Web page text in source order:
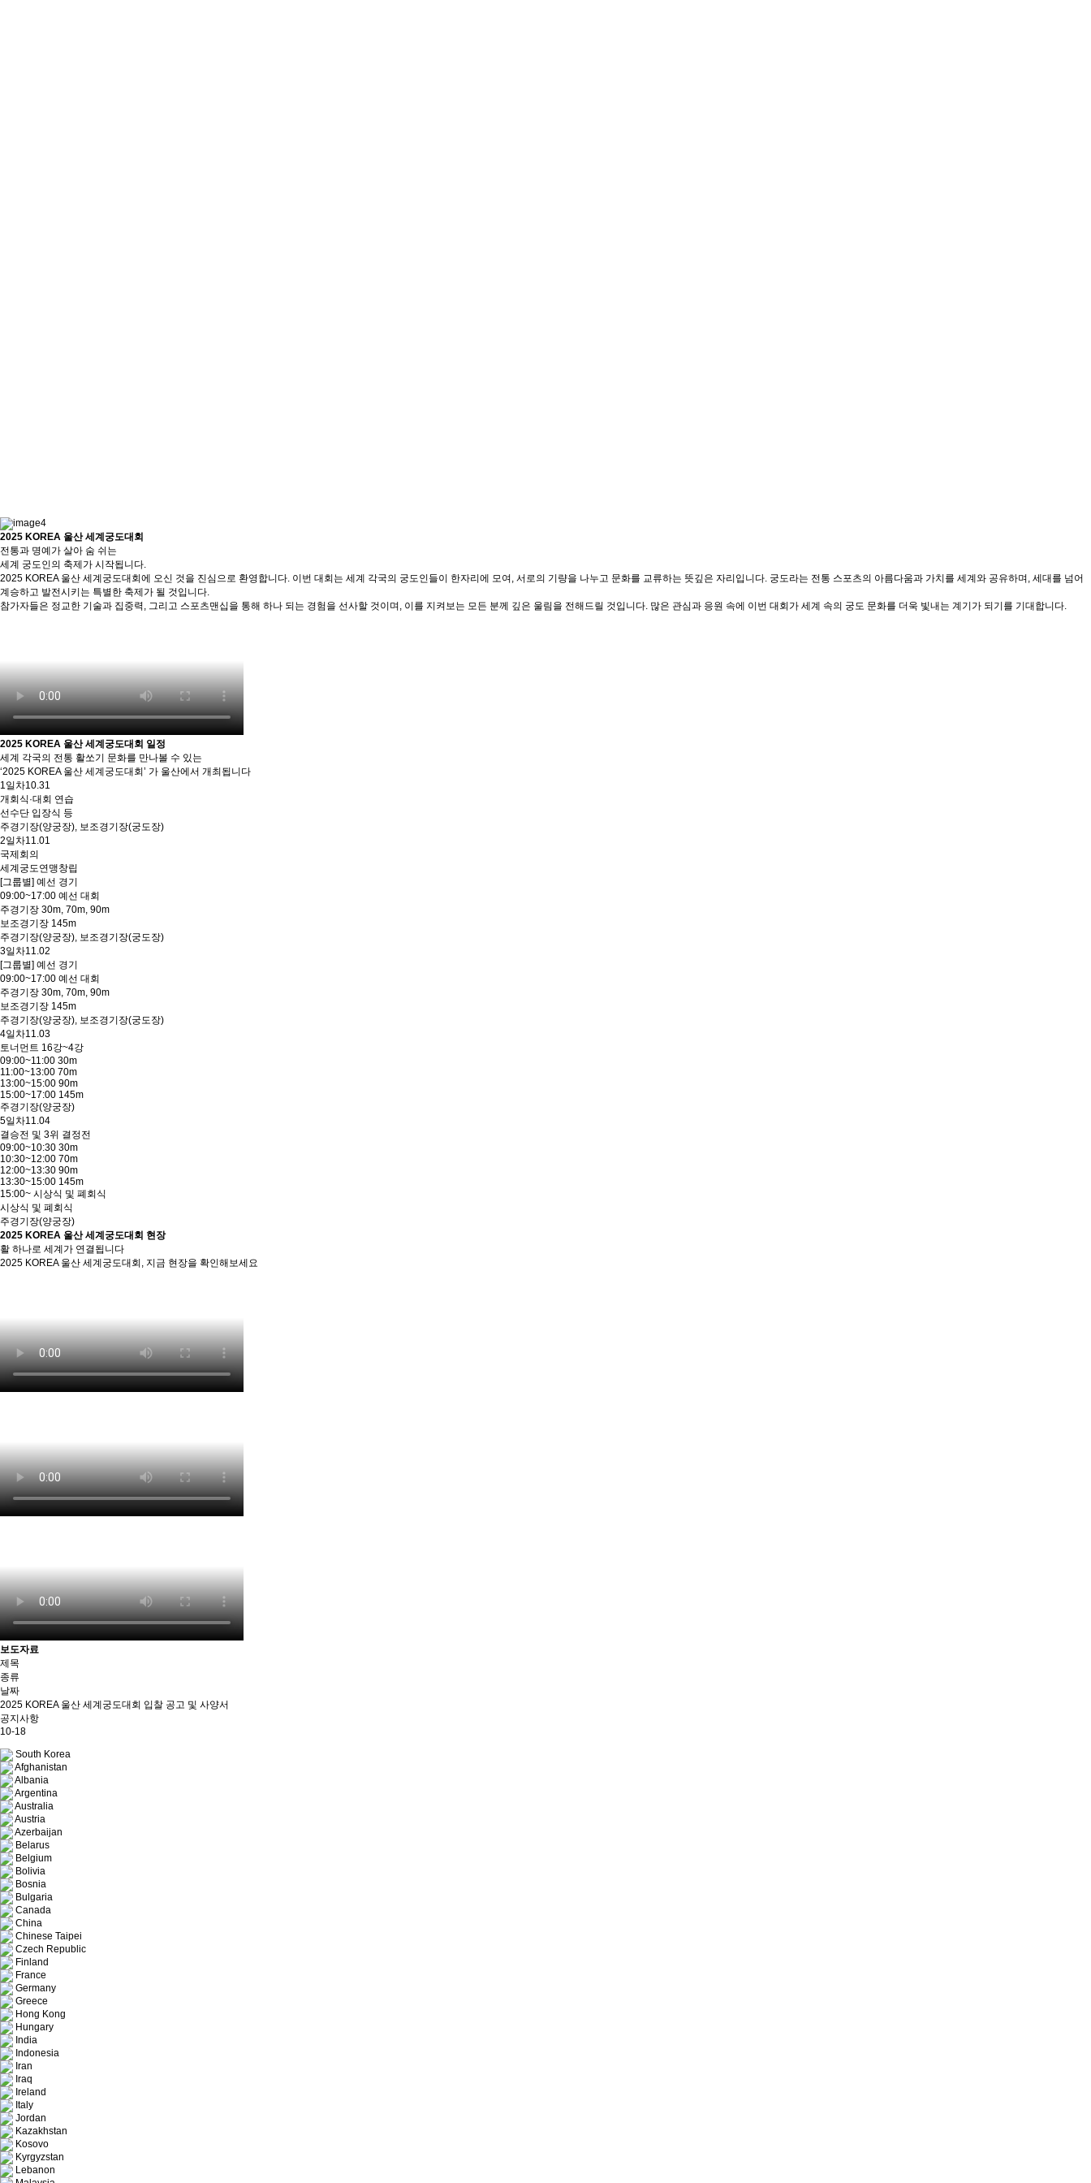
2025 KOREA 울산 세계궁도대회
전통과 명예가 살아 숨 쉬는
세계 궁도인의 축제가 시작됩니다.
2025 KOREA 울산 세계궁도대회에 오신 것을 진심으로 환영합니다. 이번 대회는 세계 각국의 궁도인들이 한자리에 모여, 서로의 기량을 나누고 문화를 교류하는 뜻깊은 자리입니다. 궁도라는 전통 스포츠의 아름다움과 가치를 세계와 공유하며, 세대를 넘어
계승하고 발전시키는 특별한 축제가 될 것입니다.
참가자들은 정교한 기술과 집중력, 그리고 스포츠맨십을 통해 하나 되는 경험을 선사할 것이며, 이를 지켜보는 모든 분께 깊은 울림을 전해드릴 것입니다. 많은 관심과 응원 속에 이번 대회가 세계 속의 궁도 문화를 더욱 빛내는 계기가 되기를 기대합니다.
2025 KOREA 울산 세계궁도대회 일정
세계 각국의 전통 활쏘기 문화를 만나볼 수 있는
‘2025 KOREA 울산 세계궁도대회’ 가 울산에서 개최됩니다
1일차10.31
개회식·대회 연습
선수단 입장식 등
주경기장(양궁장), 보조경기장(궁도장)
2일차11.01
국제회의
세계궁도연맹창립
[그룹별] 예선 경기
09:00~17:00 예선 대회
주경기장 30m, 70m, 90m
보조경기장 145m
주경기장(양궁장), 보조경기장(궁도장)
3일차11.02
[그룹별] 예선 경기
09:00~17:00 예선 대회
주경기장 30m, 70m, 90m
보조경기장 145m
주경기장(양궁장), 보조경기장(궁도장)
4일차11.03
토너먼트 16강~4강
09:00~11:00 30m
11:00~13:00 70m
13:00~15:00 90m
15:00~17:00 145m
주경기장(양궁장)
5일차11.04
결승전 및 3위 결정전
09:00~10:30 30m
10:30~12:00 70m
12:00~13:30 90m
13:30~15:00 145m
15:00~ 시상식 및 폐회식
시상식 및 폐회식
주경기장(양궁장)
2025 KOREA 울산 세계궁도대회 현장
활 하나로 세계가 연결됩니다
2025 KOREA 울산 세계궁도대회, 지금 현장을 확인해보세요
보도자료
제목
종류
날짜
2025 KOREA 울산 세계궁도대회 입찰 공고 및 사양서
공지사항
10-18
South Korea
Afghanistan
Albania
Argentina
Australia
Austria
Azerbaijan
Belarus
Belgium
Bolivia
Bosnia
Bulgaria
Canada
China
Chinese Taipei
Czech Republic
Finland
France
Germany
Greece
Hong Kong
Hungary
India
Indonesia
Iran
Iraq
Ireland
Italy
Jordan
Kazakhstan
Kosovo
Kyrgyzstan
Lebanon